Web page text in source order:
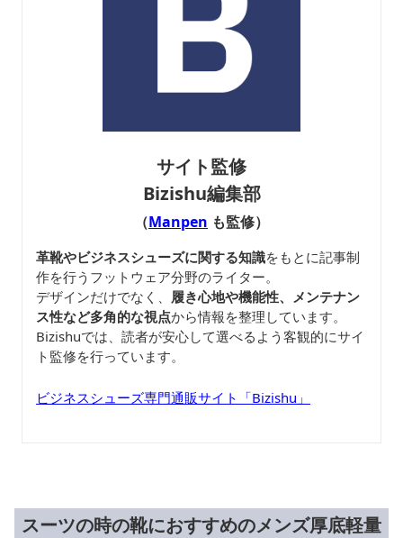
サイト監修
Bizishu編集部
（Manpen も監修）
革靴やビジネスシューズに関する知識をもとに記事制
作を行うフットウェア分野のライター。
デザインだけでなく、 履き心地や機能性、メンテナン
ス性など多角的な視点から情報を整理しています。
Bizishuでは、読者が安心して選べるよう客観的にサイ
ト監修を行っています。
ビジネスシューズ専門通販サイト「Bizishu」
スーツの時の靴におすすめのメンズ厚底軽量